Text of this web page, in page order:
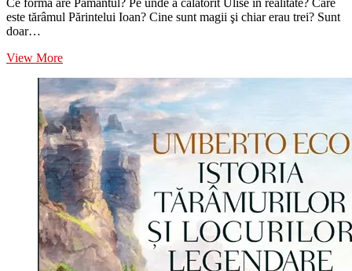
Ce formă are Pământul? Pe unde a călătorit Ulise în realitate? Care
este tărâmul Părintelui Ioan? Cine sunt magii şi chiar erau trei? Sunt
doar…
View MoreUmberto
Istoria
tărâmurilor
şi
locurilor
legendare